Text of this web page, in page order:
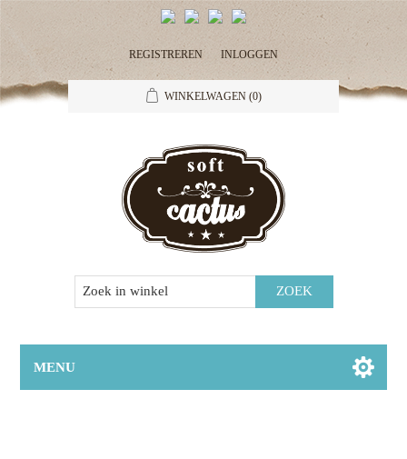
REGISTREREN INLOGGEN
WINKELWAGEN (0)
MENU